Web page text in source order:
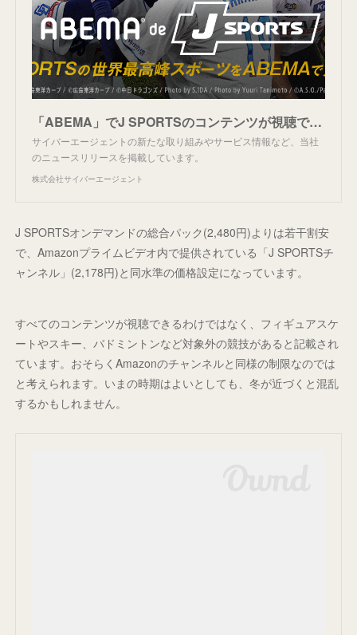
「ABEMA」でJ SPORTSのコンテンツが視聴できる「ABEMA de J SPORTS」の提供を開始
サイバーエージェントの新たな取り組みやサービス情報など、当社
のニュースリリースを掲載しています。
株式会社サイバーエージェント
J SPORTSオンデマンドの総合パック(2,480円)よりは若干割安
で、Amazonプライムビデオ内で提供されている「J SPORTSチ
ャンネル」(2,178円)と同水準の価格設定になっています。
すべてのコンテンツが視聴できるわけではなく、フィギュアスケ
ートやスキー、バドミントンなど対象外の競技があると記載され
ています。おそらくAmazonのチャンネルと同様の制限なのでは
と考えられます。いまの時期はよいとしても、冬が近づくと混乱
するかもしれません。